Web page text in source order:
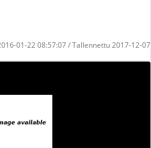
01-22 08:57:07 / Tallennettu 2017-12-07